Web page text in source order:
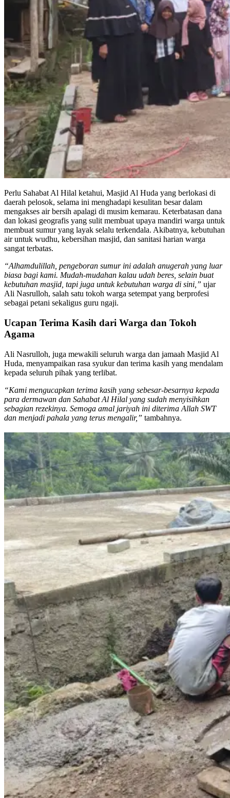
Perlu Sahabat Al Hilal ketahui, Masjid Al Huda yang berlokasi di
daerah pelosok, selama ini menghadapi kesulitan besar dalam
mengakses air bersih apalagi di musim kemarau. Keterbatasan dana
dan lokasi geografis yang sulit membuat upaya mandiri warga untuk
membuat sumur yang layak selalu terkendala. Akibatnya, kebutuhan
air untuk wudhu, kebersihan masjid, dan sanitasi harian warga
sangat terbatas.
“Alhamdulillah, pengeboran sumur ini adalah anugerah yang luar
biasa bagi kami. Mudah-mudahan kalau udah beres, selain buat
kebutuhan masjid, tapi juga untuk kebutuhan warga di sini,” ujar
Ali Nasrulloh, salah satu tokoh warga setempat yang berprofesi
sebagai petani sekaligus guru ngaji.
Ucapan Terima Kasih dari Warga dan Tokoh
Agama
Ali Nasrulloh, juga mewakili seluruh warga dan jamaah Masjid Al
Huda, menyampaikan rasa syukur dan terima kasih yang mendalam
kepada seluruh pihak yang terlibat.
“Kami mengucapkan terima kasih yang sebesar-besarnya kepada
para dermawan dan Sahabat Al Hilal yang sudah menyisihkan
sebagian rezekinya. Semoga amal jariyah ini diterima Allah SWT
dan menjadi pahala yang terus mengalir,” tambahnya.